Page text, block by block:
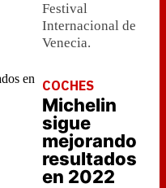
Festival
Internacional de
Venecia.
COCHES
Michelin
sigue
mejorando
resultados
en 2022